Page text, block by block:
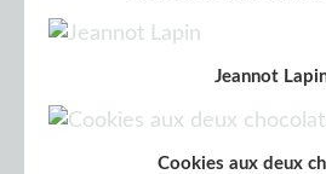
Jeannot
Cookies aux deux